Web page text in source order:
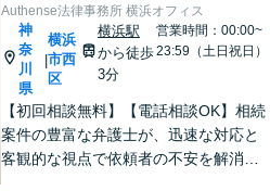
Authense法律事務所 横浜オフィス
神
奈
川
県
|
横浜
市西
区
横浜駅
から徒歩
3分
営業時間：00:00~
23:59（土日祝日）
【初回相談無料】【電話相談OK】相続
案件の豊富な弁護士が、迅速な対応と
客観的な視点で依頼者の不安を解消し